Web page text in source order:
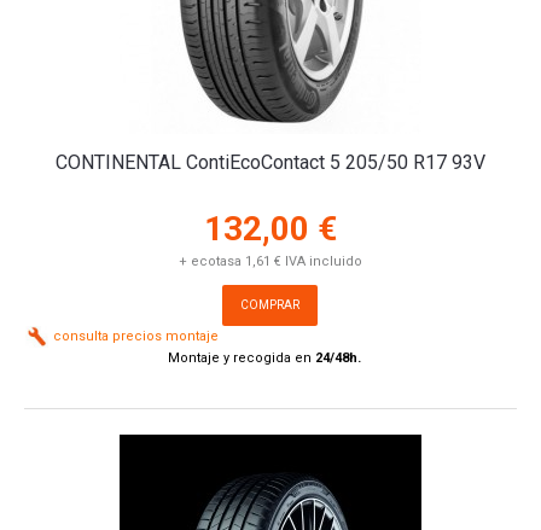
CONTINENTAL ContiEcoContact 5 205/50 R17 93V
132,00 €
+ ecotasa 1,61 € IVA incluido
COMPRAR
consulta precios montaje
Montaje y recogida en 24/48h.